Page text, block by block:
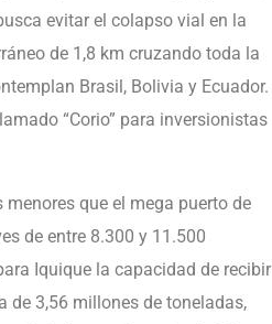
evitar el colapso vial en la
de 1,8 km cruzando toda la
Brasil, Bolivia y Ecuador.
“Corio” para inversionistas
que el mega puerto de
de entre 8.300 y 11.500
Iquique la capacidad de recibir
de 3,56 millones de toneladas,